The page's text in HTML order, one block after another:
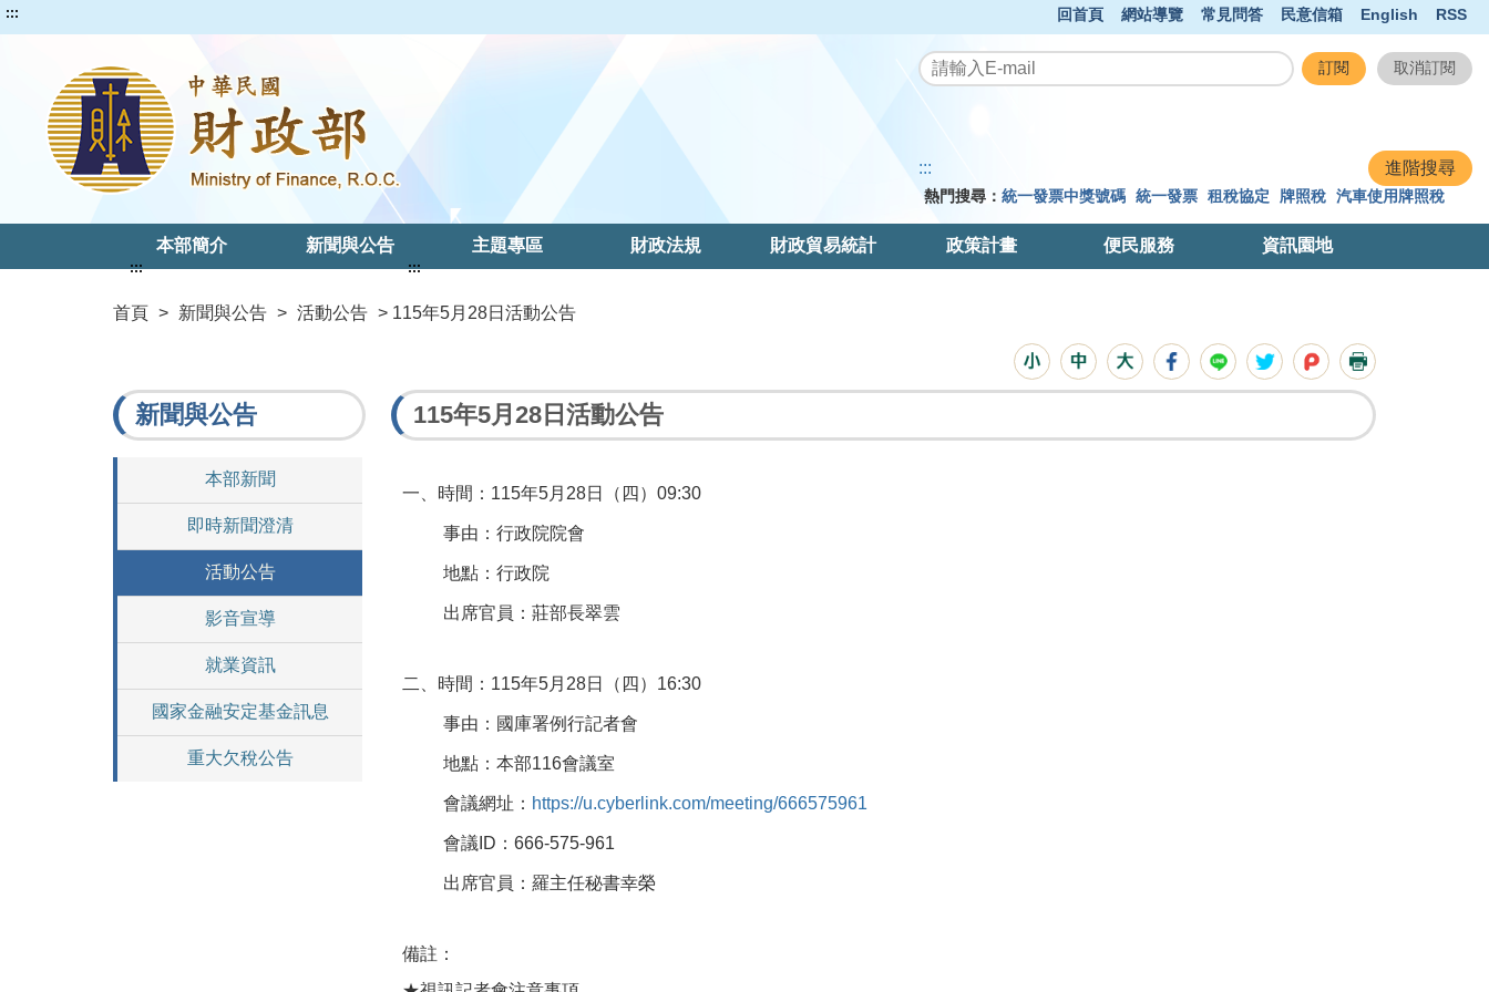
::: 回首頁 網站導覽 常見問答 民意信箱 English RSS
:::
熱門搜尋： 統一發票中獎號碼 統一發票 租稅協定 牌照稅 汽車使用牌照稅
本部簡介 新聞與公告 主題專區 財政法規 財政貿易統計 政策計畫 便民服務 資訊園地
首頁 > 新聞與公告 > 活動公告 > 115年5月28日活動公告
:::
新聞與公告
本部新聞
即時新聞澄清
活動公告
影音宣導
就業資訊
國家金融安定基金訊息
重大欠稅公告
:::
115年5月28日活動公告
一、時間： 115年5月28日（四）09:30
事由：行政院院會
地點：行政院
出席官員：莊部長翠雲
二、時間： 115年5月28日 （四） 16:30
事由：國庫署例行記者會
地點：本部116會議室
會議網址： https://u.cyberlink.com/meeting/666575961
會議 ID ：666-575-961
出席官員：羅主任秘書幸榮
備註：